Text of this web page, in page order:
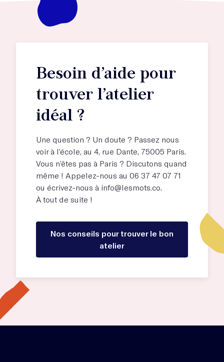
Besoin d’aide pour
trouver l’atelier
idéal ?
Une question ? Un doute ? Passez nous
voir à l’école, au 4, rue Dante, 75005 Paris.
Vous n’êtes pas à Paris ? Discutons quand
même ! Appelez-nous au 06 37 47 07 71
ou écrivez-nous à info@lesmots.co.
À tout de suite !
Nos conseils pour trouver le bon
atelier